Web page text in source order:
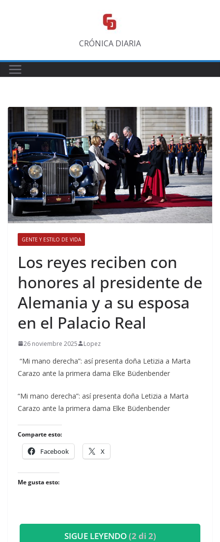
CRÓNICA DIARIA
GENTE Y ESTILO DE VIDA
​Los reyes reciben con
honores al presidente de
Alemania y a su esposa
en el Palacio Real
26 noviembre 2025 Lopez
“Mi mano derecha”: así presenta doña Letizia a Marta
Carazo ante la primera dama Elke Büdenbender
​“Mi mano derecha”: así presenta doña Letizia a Marta
Carazo ante la primera dama Elke Büdenbender
Comparte esto:
Facebook X
Me gusta esto:
SIGUE LEYENDO(2 di 2)